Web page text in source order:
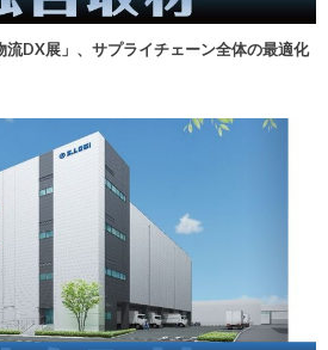
流DX展」、サプライチェーン全体の最適化